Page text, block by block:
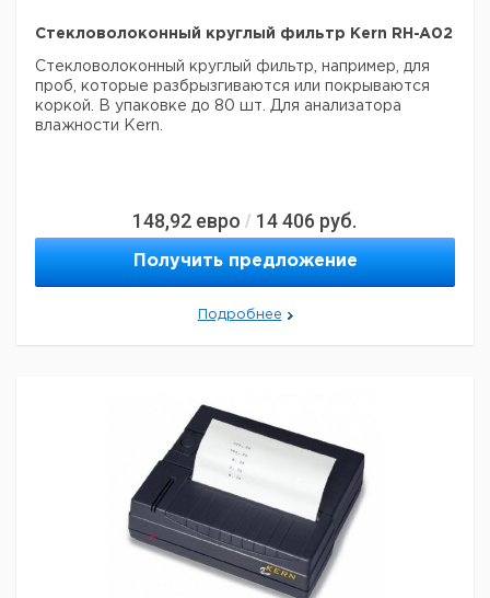
Стекловолоконный круглый фильтр Kern RH-A02
Стекловолоконный круглый фильтр, например, для
проб, которые разбрызгиваются или покрываются
коркой. В упаковке до 80 шт.
Для анализатора
влажности Kern.
148,92 евро / 14 406 руб.
Получить предложение
Подробнее